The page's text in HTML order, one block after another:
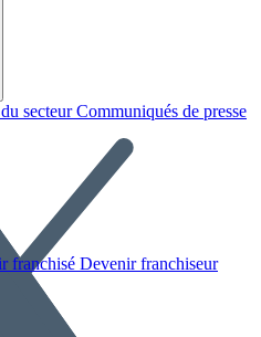
secteur Communiqués de presse
franchisé Devenir franchiseur